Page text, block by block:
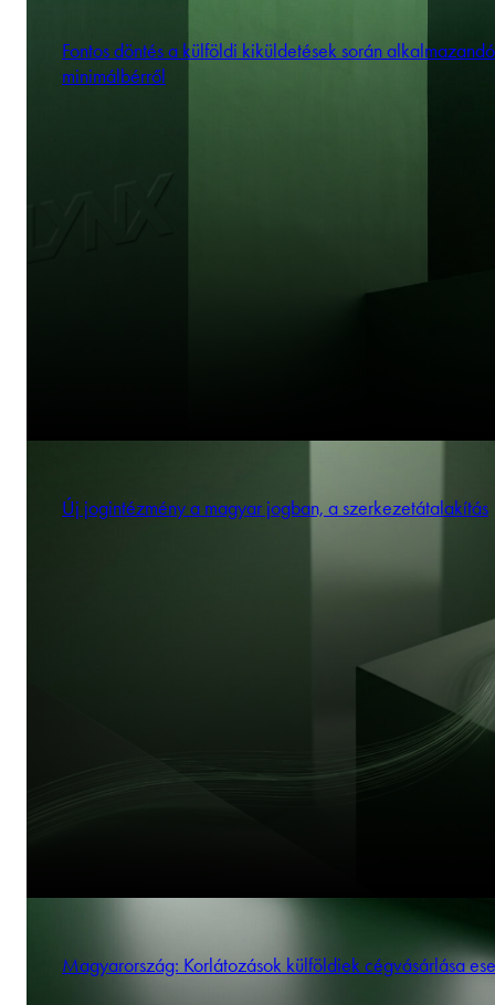
Fontos döntés a külföldi kiküldetések során alkalmazandó
minimálbérről
Új jogintézmény a magyar jogban, a szerkezetátalakítás
Magyarország: Korlátozások külföldiek cégvásárlása